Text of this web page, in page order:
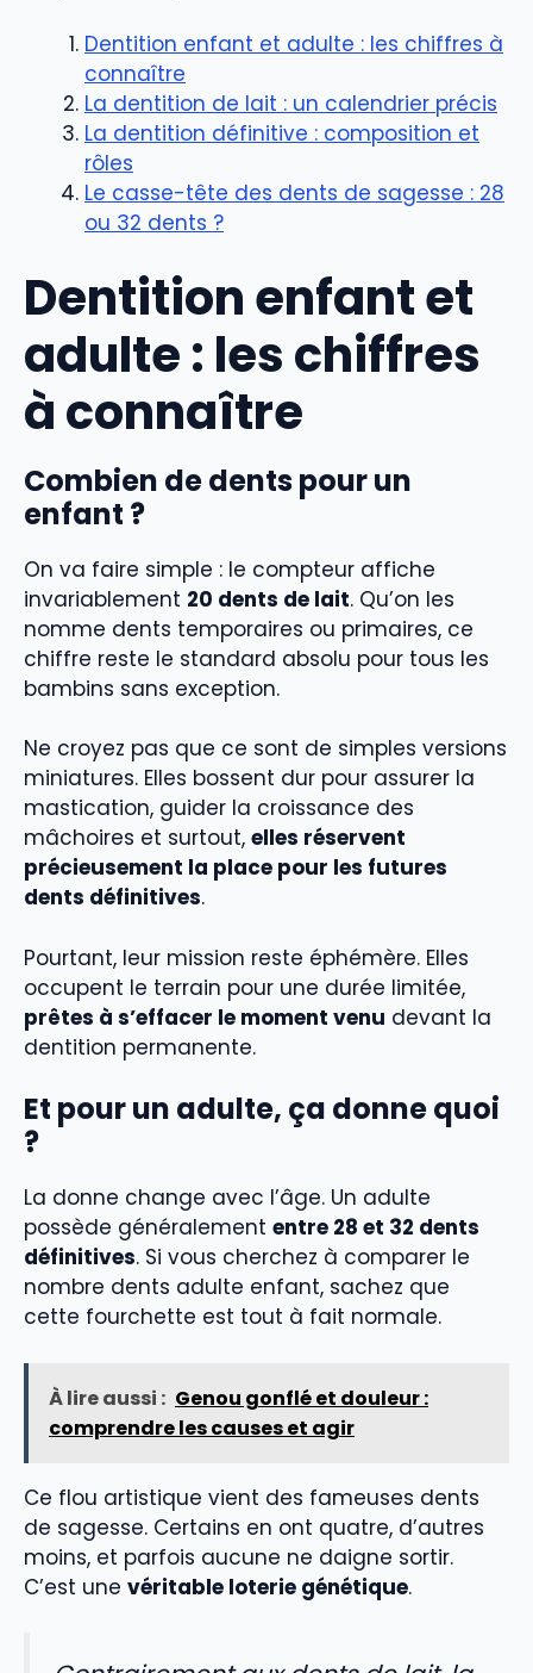
Dentition enfant et adulte : les chiffres à
connaître
La dentition de lait : un calendrier précis
La dentition définitive : composition et
rôles
Le casse-tête des dents de sagesse : 28
ou 32 dents ?
Dentition enfant et
adulte : les chiffres
à connaître
Combien de dents pour un
enfant ?
On va faire simple : le compteur affiche
invariablement 20 dents de lait. Qu’on les
nomme dents temporaires ou primaires, ce
chiffre reste le standard absolu pour tous les
bambins sans exception.
Ne croyez pas que ce sont de simples versions
miniatures. Elles bossent dur pour assurer la
mastication, guider la croissance des
mâchoires et surtout, elles réservent
précieusement la place pour les futures
dents définitives.
Pourtant, leur mission reste éphémère. Elles
occupent le terrain pour une durée limitée,
prêtes à s’effacer le moment venu devant la
dentition permanente.
Et pour un adulte, ça donne quoi
?
La donne change avec l’âge. Un adulte
possède généralement entre 28 et 32 dents
définitives. Si vous cherchez à comparer le
nombre dents adulte enfant, sachez que
cette fourchette est tout à fait normale.
À lire aussi : Genou gonflé et douleur :
comprendre les causes et agir
Ce flou artistique vient des fameuses dents
de sagesse. Certains en ont quatre, d’autres
moins, et parfois aucune ne daigne sortir.
C’est une véritable loterie génétique.